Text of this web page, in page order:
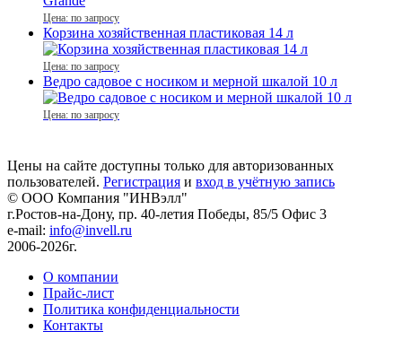
Цена: по запросу
Корзина хозяйственная пластиковая 14 л
Цена: по запросу
Ведро садовое с носиком и мерной шкалой 10 л
Цена: по запросу
Цены на сайте доступны только для авторизованных
пользователей. Регистрация и вход в учётную запись
© ООО Компания "ИНВэлл"
г.Ростов-на-Дону, пр. 40-летия Победы, 85/5 Офис 3
e-mail: info@invell.ru
2006-2026г.
О компании
Прайс-лист
Политика конфиденциальности
Контакты